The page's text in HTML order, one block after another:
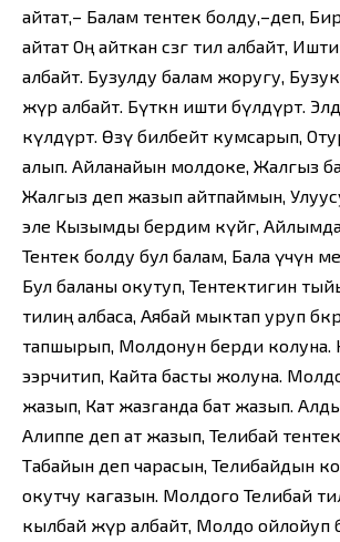
айтат,– Балам тентек болду,–деп, Бир
айтат Оң айткан сөзгө тил албайт,
албайт. Бузулду балам жоругу,
жүрө албайт. Бүткөн ишти бүлдүрөт.
күлдүрөт. Өзү билбейт кумсарып,
алып. Айланайын молдоке, Жалгыз
Жалгыз деп жазып айтпаймын,
эле Кызымды бердим күйөөгө, Айлымда
Тентек болду бул балам, Бала үчүн
Бул баланы окутуп, Тентектигин
тилиң албаса, Аябай мыктап уруп
тапшырып, Молдонун берди колуна.
ээрчитип, Кайта басты жолуна.
жазып, Кат жазганда бат жазып.
Алиппе деп ат жазып, Телибай
Табайын деп чарасын, Телибайдын
окутчу кагазын. Молдого Телибай
кылбай жүрө албайт, Молдо ойлойуп